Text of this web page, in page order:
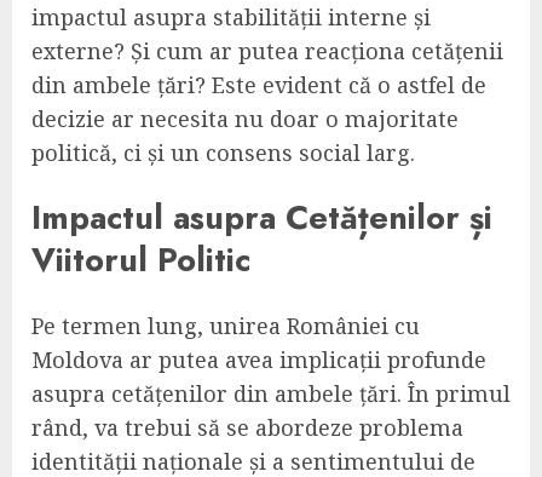
impactul asupra stabilității interne și
externe? Și cum ar putea reacționa cetățenii
din ambele țări? Este evident că o astfel de
decizie ar necesita nu doar o majoritate
politică, ci și un consens social larg.
Impactul asupra Cetățenilor și
Viitorul Politic
Pe termen lung, unirea României cu
Moldova ar putea avea implicații profunde
asupra cetățenilor din ambele țări. În primul
rând, va trebui să se abordeze problema
identității naționale și a sentimentului de